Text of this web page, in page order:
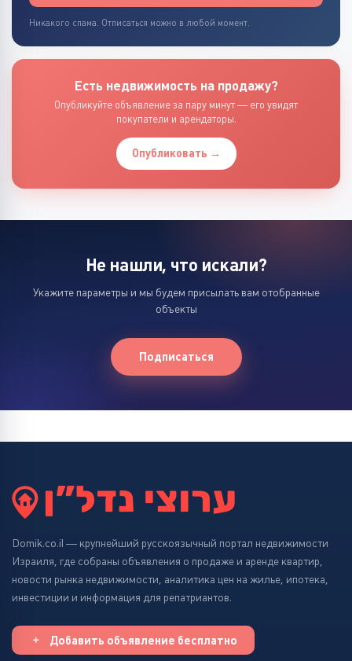
Никакого спама. Отписаться можно в любой момент.
Есть недвижимость на продажу?
Опубликуйте объявление за пару минут — его увидят
покупатели и арендаторы.
Опубликовать →
Не нашли, что искали?
Укажите параметры и мы будем присылать вам отобранные
объекты
Подписаться
Domik.co.il — крупнейший русскоязычный портал недвижимости
Израиля, где собраны объявления о продаже и аренде квартир,
новости рынка недвижимости, аналитика цен на жилье, ипотека,
инвестиции и информация для репатриантов.
Добавить объявление бесплатно